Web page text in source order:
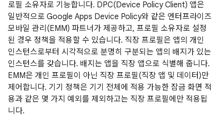
로필 소유자로 기능합니다. DPC(Device Policy Client) 앱은
일반적으로 Google Apps Device Policy와 같은 엔터프라이즈
모바일 관리(EMM) 파트너가 제공하고, 프로필 소유자로 설정
된 경우 정책을 적용할 수 있습니다. 직장 프로필은 앱의 개인
인스턴스로부터 시각적으로 분명히 구분되는 앱의 배지가 있는
인스턴스를 갖습니다. 배지는 앱을 직장 앱으로 식별해 줍니다.
EMM은 개인 프로필이 아닌 직장 프로필(직장 앱 및 데이터)만
제어합니다. 기기 정책은 기기 전체에 적용 가능한 잠금 화면 적
용과 같은 몇 가지 예외를 제외하고는 직장 프로필에만 적용됩
니다.